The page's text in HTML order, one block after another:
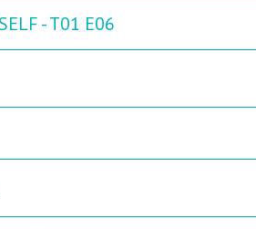
- T01 E06